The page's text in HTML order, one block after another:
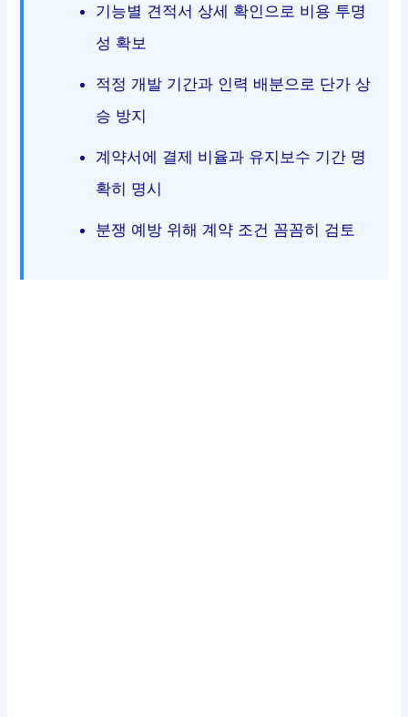
기능별 견적서 상세 확인으로 비용 투명
성 확보
적정 개발 기간과 인력 배분으로 단가 상
승 방지
계약서에 결제 비율과 유지보수 기간 명
확히 명시
분쟁 예방 위해 계약 조건 꼼꼼히 검토